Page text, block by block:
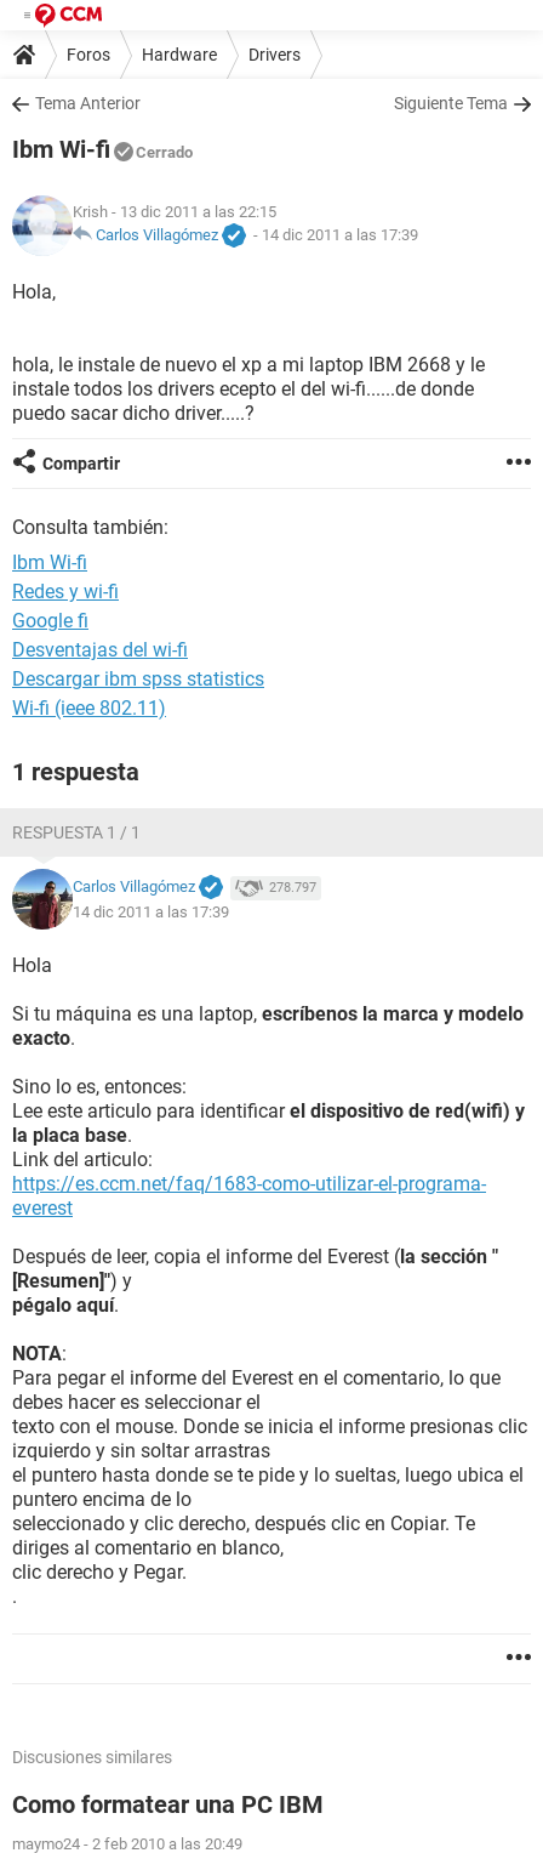
Foros Hardware Drivers
Tema Anterior Siguiente Tema
Ibm Wi-fi Cerrado
Krish - 13 dic 2011 a las 22:15
Carlos Villagómez
- 14 dic 2011 a las 17:39
Hola,
hola, le instale de nuevo el xp a mi laptop IBM 2668 y le
instale todos los drivers ecepto el del wi-fi......de donde
puedo sacar dicho driver.....?
Compartir
Consulta también:
Ibm Wi-fi
Redes y wi-fi
Google fi
Desventajas del wi-fi
Descargar ibm spss statistics
Wi-fi (ieee 802.11)
1 respuesta
RESPUESTA 1 / 1
Carlos Villagómez 278.797
14 dic 2011 a las 17:39
Hola
Si tu máquina es una laptop, escríbenos la marca y modelo
exacto.
Sino lo es, entonces:
Lee este articulo para identificarel dispositivo de red(wifi) y
la placa base.
Link del articulo:
https://es.ccm.net/faq/1683-como-utilizar-el-programa-
everest
Después de leer, copia el informe del Everest (la sección "
[Resumen]") y
pégalo aquí.
NOTA:
Para pegar el informe del Everest en el comentario, lo que
debes hacer es seleccionar el
texto con el mouse. Donde se inicia el informe presionas clic
izquierdo y sin soltar arrastras
el puntero hasta donde se te pide y lo sueltas, luego ubica el
puntero encima de lo
seleccionado y clic derecho, después clic en Copiar. Te
diriges al comentario en blanco,
clic derecho y Pegar.
.
Discusiones similares
Como formatear una PC IBM
maymo24 - 2 feb 2010 a las 20:49